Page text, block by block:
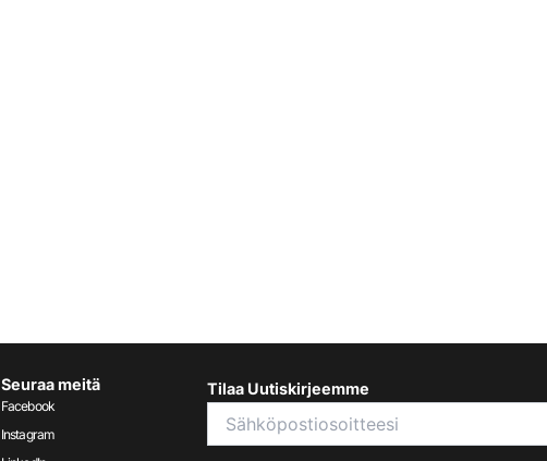
Seuraa meitä
Facebook
Instagram
Tilaa Uutiskirjeemme